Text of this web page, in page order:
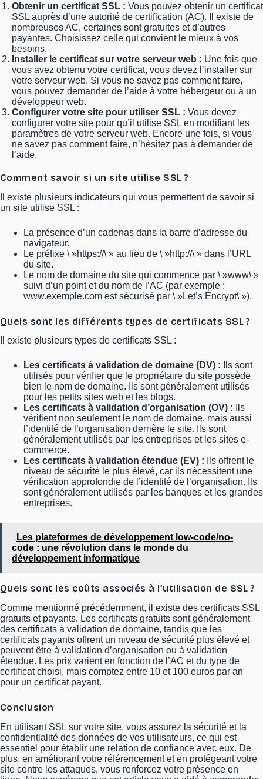
Obtenir un certificat SSL : Vous pouvez obtenir un certificat
SSL auprès d’une autorité de certification (AC). Il existe de
nombreuses AC, certaines sont gratuites et d’autres
payantes. Choisissez celle qui convient le mieux à vos
besoins.
Installer le certificat sur votre serveur web : Une fois que
vous avez obtenu votre certificat, vous devez l’installer sur
votre serveur web. Si vous ne savez pas comment faire,
vous pouvez demander de l’aide à votre hébergeur ou à un
développeur web.
Configurer votre site pour utiliser SSL : Vous devez
configurer votre site pour qu’il utilise SSL en modifiant les
paramètres de votre serveur web. Encore une fois, si vous
ne savez pas comment faire, n’hésitez pas à demander de
l’aide.
Comment savoir si un site utilise SSL ?
Il existe plusieurs indicateurs qui vous permettent de savoir si
un site utilise SSL :
La présence d’un cadenas dans la barre d’adresse du
navigateur.
Le préfixe \ »https://\ » au lieu de \ »http://\ » dans l’URL
du site.
Le nom de domaine du site qui commence par \ »www\ »
suivi d’un point et du nom de l’AC (par exemple :
www.exemple.com est sécurisé par \ »Let’s Encrypt\ »).
Quels sont les différents types de certificats SSL ?
Il existe plusieurs types de certificats SSL :
Les certificats à validation de domaine (DV) : Ils sont
utilisés pour vérifier que le propriétaire du site possède
bien le nom de domaine. Ils sont généralement utilisés
pour les petits sites web et les blogs.
Les certificats à validation d’organisation (OV) : Ils
vérifient non seulement le nom de domaine, mais aussi
l’identité de l’organisation derrière le site. Ils sont
généralement utilisés par les entreprises et les sites e-
commerce.
Les certificats à validation étendue (EV) : Ils offrent le
niveau de sécurité le plus élevé, car ils nécessitent une
vérification approfondie de l’identité de l’organisation. Ils
sont généralement utilisés par les banques et les grandes
entreprises.
Les plateformes de développement low-code/no-
code : une révolution dans le monde du
développement informatique
Quels sont les coûts associés à l’utilisation de SSL ?
Comme mentionné précédemment, il existe des certificats SSL
gratuits et payants. Les certificats gratuits sont généralement
des certificats à validation de domaine, tandis que les
certificats payants offrent un niveau de sécurité plus élevé et
peuvent être à validation d’organisation ou à validation
étendue. Les prix varient en fonction de l’AC et du type de
certificat choisi, mais comptez entre 10 et 100 euros par an
pour un certificat payant.
Conclusion
En utilisant SSL sur votre site, vous assurez la sécurité et la
confidentialité des données de vos utilisateurs, ce qui est
essentiel pour établir une relation de confiance avec eux. De
plus, en améliorant votre référencement et en protégeant votre
site contre les attaques, vous renforcez votre présence en